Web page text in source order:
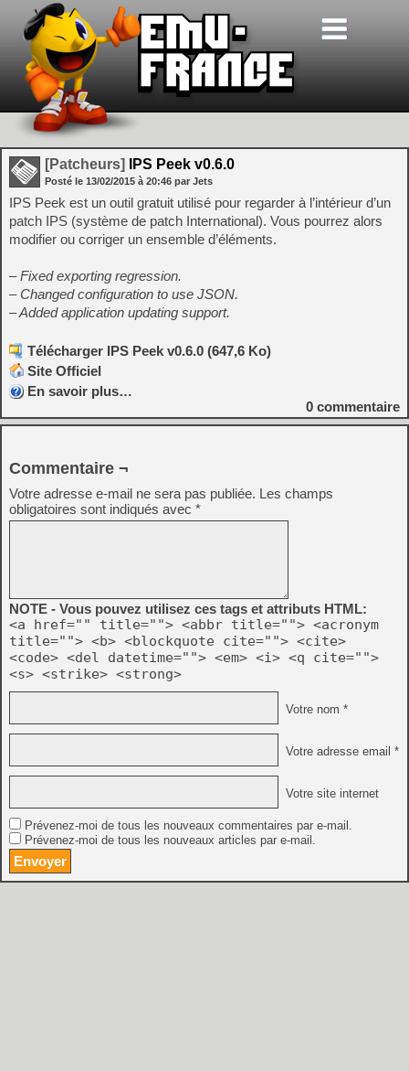
[Patcheurs] IPS Peek v0.6.0
Posté le 13/02/2015 à 20:46 par Jets
IPS Peek est un outil gratuit utilisé pour regarder à l’intérieur d’un
patch IPS (système de patch International). Vous pourrez alors
modifier ou corriger un ensemble d’éléments.
– Fixed exporting regression.
– Changed configuration to use JSON.
– Added application updating support.
Télécharger IPS Peek v0.6.0 (647,6 Ko)
Site Officiel
En savoir plus…
0 commentaire
Commentaire ¬
Votre adresse e-mail ne sera pas publiée. Les champs
obligatoires sont indiqués avec *
NOTE - Vous pouvez utilisez ces tags et attributs HTML:
<a href="" title=""> <abbr title=""> <acronym
title=""> <b> <blockquote cite=""> <cite>
<code> <del datetime=""> <em> <i> <q cite="">
<s> <strike> <strong>
Votre nom *
Votre adresse email *
Votre site internet
Prévenez-moi de tous les nouveaux commentaires par e-mail.
Prévenez-moi de tous les nouveaux articles par e-mail.